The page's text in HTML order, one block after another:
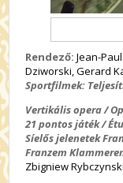
Rendező: Jean-
Dziworski, Gerard
Sportfilmek:
Vertikális opera /
21 pontos játék /
Síelős jelenetek
Franzem
Zbigniew